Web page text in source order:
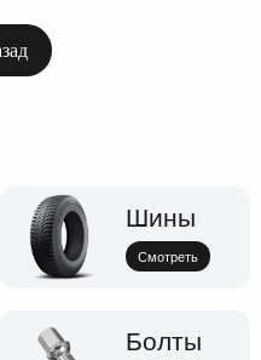
Болты
Смотреть